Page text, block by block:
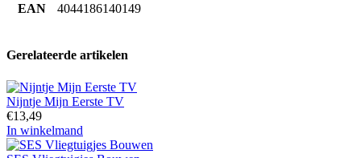
EAN 4044186140149
Gerelateerde artikelen
Nijntje Mijn Eerste TV
€13,49
In winkelmand